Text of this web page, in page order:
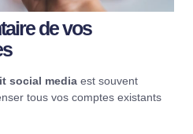
de vos
social media est souvent
tous vos comptes existants